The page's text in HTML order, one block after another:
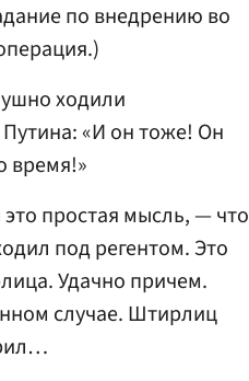
по внедрению во
ходили
«И он тоже! Он
время!»
простая мысль, — что
под регентом. Это
Удачно причем.
случае. Штирлиц